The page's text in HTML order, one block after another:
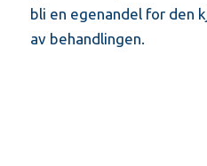
bli en egenandel for den
av behandlingen.